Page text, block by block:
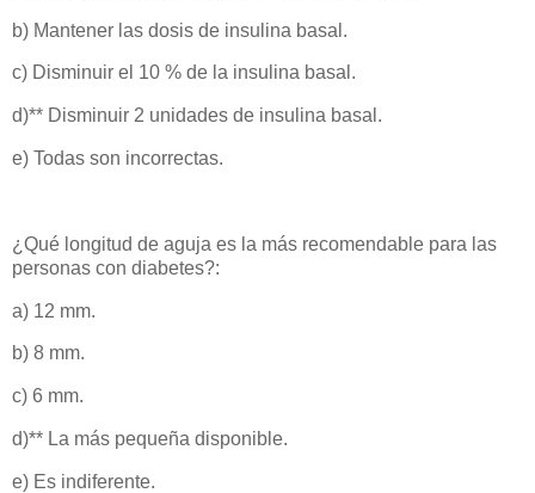
b) Mantener las dosis de insulina basal.
c) Disminuir el 10 % de la insulina basal.
d)** Disminuir 2 unidades de insulina basal.
e) Todas son incorrectas.
¿Qué longitud de aguja es la más recomendable para las
personas con diabetes?:
a) 12 mm.
b) 8 mm.
c) 6 mm.
d)** La más pequeña disponible.
e) Es indiferente.